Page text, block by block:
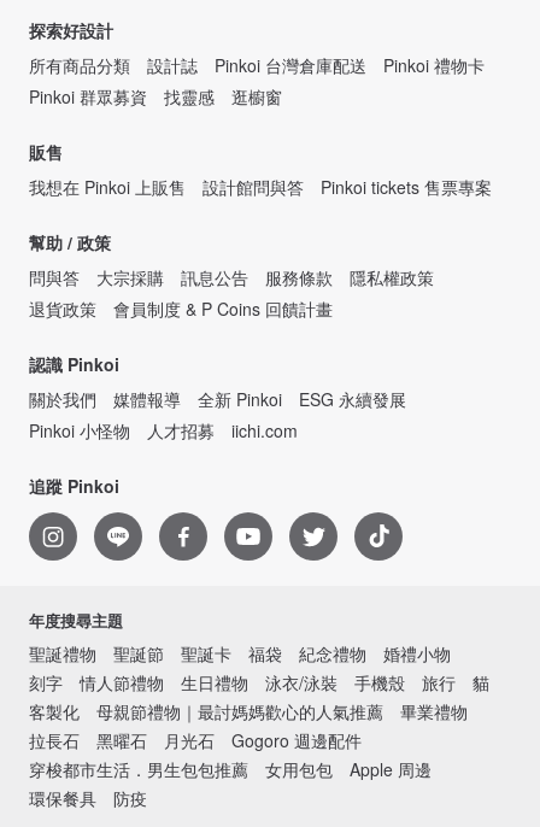
探索好設計
所有商品分類
設計誌 Pinkoi 台灣倉庫配送
Pinkoi 禮物卡
Pinkoi 群眾募資
找靈感 逛櫥窗
販售
我想在 Pinkoi 上販售
設計館問與答 Pinkoi tickets 售票專案
幫助 / 政策
問與答
大宗採購 訊息公告 服務條款
隱私權政策
退貨政策
會員制度 & P Coins 回饋計畫
認識 Pinkoi
關於我們
媒體報導 全新 Pinkoi
ESG 永續發展
Pinkoi 小怪物
人才招募 iichi.com
追蹤 Pinkoi
年度搜尋主題
聖誕禮物 聖誕節 聖誕卡 福袋 紀念禮物
婚禮小物
刻字
情人節禮物 生日禮物 泳衣/泳裝 手機殼 旅行
貓
客製化
母親節禮物｜最討媽媽歡心的人氣推薦
畢業禮物
拉長石
黑曜石 月光石
Gogoro 週邊配件
穿梭都市生活．男生包包推薦
女用包包
Apple 周邊
環保餐具
防疫